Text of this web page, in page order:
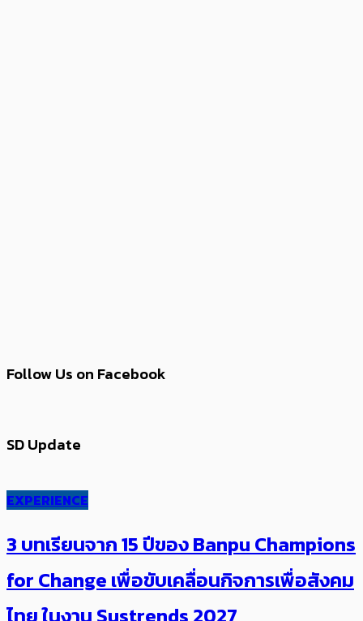
Follow Us on Facebook
SD Update
EXPERIENCE
3 บทเรียนจาก 15 ปีของ Banpu Champions
for Change เพื่อขับเคลื่อนกิจการเพื่อสังคม